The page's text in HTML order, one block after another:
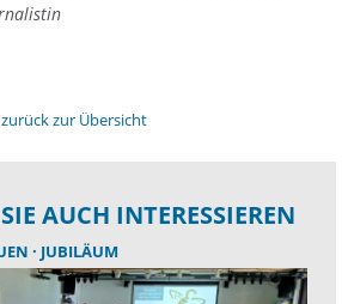
zurück zur Übersicht
AUCH INTERESSIEREN
JUBILÄUM